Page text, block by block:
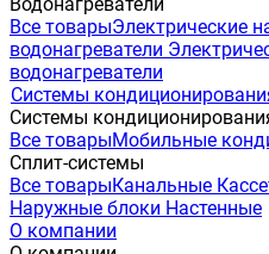
Все товарыЭлектрические
водонагреватели
водонагреватели
Системы
Системы
Все товарыМобильные
Сплит-системы
Все товарыКанальные
Наружные блоки Настенные
О компании